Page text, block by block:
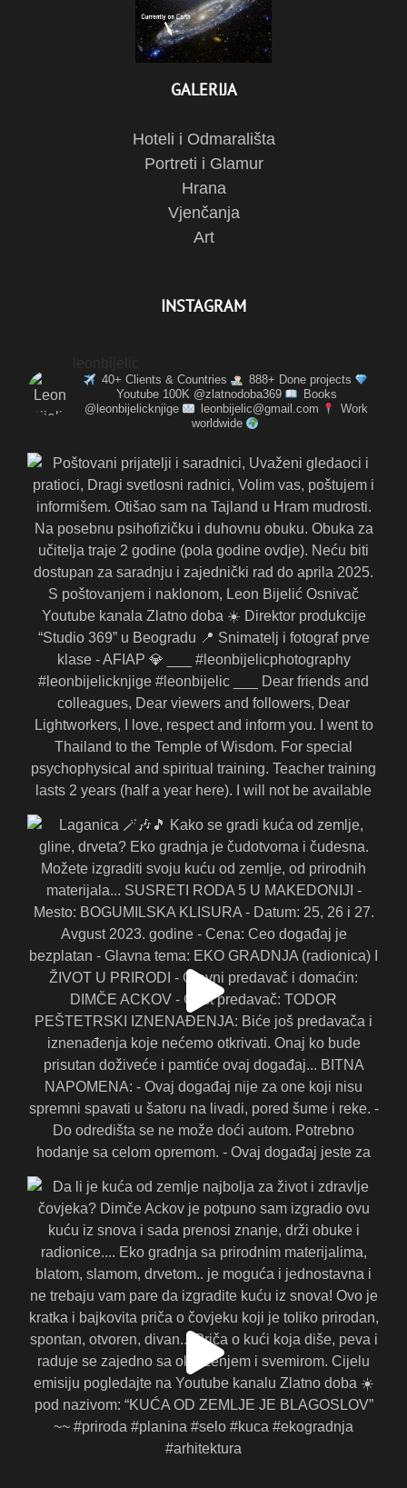
GALERIJA
Hoteli i Odmarališta
Portreti i Glamur
Hrana
Vjenčanja
Art
INSTAGRAM
40+ Clients & Countries
888+ Done projects
Youtube 100K @zlatnodoba369
Books
@leonbijelicknjige
leonbijelic@gmail.com
Work
worldwide